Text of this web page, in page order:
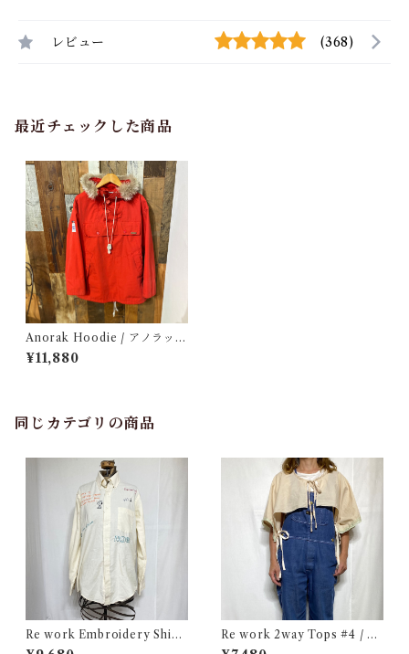
レビュー (368)
最近チェックした商品
Anorak Hoodie / アノラック
パーカー 古着
¥11,880
同じカテゴリの商品
Re work Embroidery Shirt
/ リワーク ハンド刺繍入り シ
Re work 2way Tops #4 / リ
ワーク 2way トップス 古着